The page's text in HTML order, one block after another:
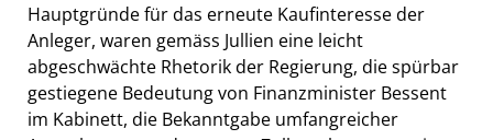
Hauptgründe für das erneute Kaufinteresse der
Anleger, waren gemäss Jullien eine leicht
abgeschwächte Rhetorik der Regierung, die spürbar
gestiegene Bedeutung von Finanzminister Bessent
im Kabinett, die Bekanntgabe umfangreicher